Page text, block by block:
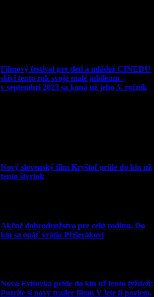
Filmový festival pre deti a mládež CINEDU
slávi tento rok svoje malé jubileum –
v septembri 2023 sa koná už jeho 5. ročník
Nový slovenský film Kryštof príde do kín už
tento štvrtok
Akčné dobrodružstvo pre celú rodinu. Do
kín sa opäť vrátia Příšerákovi
Nová Evitovka príde do kín už tento týždeň:
Pozrite si nový trailer filmu V lete ti poviem,